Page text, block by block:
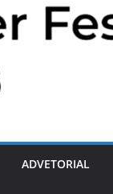
ADVETORIAL